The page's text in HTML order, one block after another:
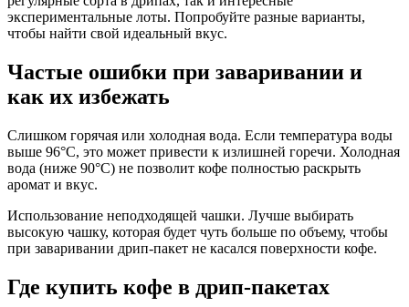
экспериментальные лоты. Попробуйте разные варианты,
чтобы найти свой идеальный вкус.
Частые ошибки при заваривании и
как их избежать
Слишком горячая или холодная вода. Если температура воды
выше 96°C, это может привести к излишней горечи. Холодная
вода (ниже 90°C) не позволит кофе полностью раскрыть
аромат и вкус.
Использование неподходящей чашки. Лучше выбирать
высокую чашку, которая будет чуть больше по объему, чтобы
при заваривании дрип-пакет не касался поверхности кофе.
Где купить кофе в дрип-пакетах